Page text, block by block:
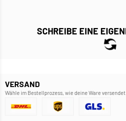
SCHREIBE EINE
VERSAND
Wähle im Bestellprozess, wie deine Ware versendet